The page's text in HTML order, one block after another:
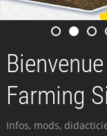
Farming
Infos, mods,